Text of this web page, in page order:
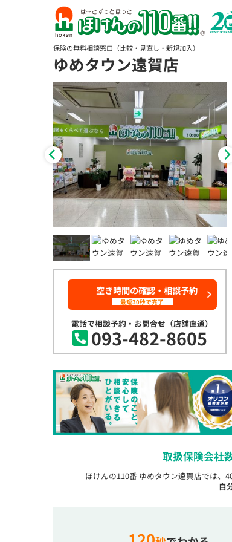
保険の無料相談窓口（比較・見直し・新規加入）
ゆめタウン遠賀店
電話で相談予約・お問合せ（店舗直通）
093-482-8605
空き時間の確認・相談予約
最短30秒で完了
取扱保険会社
ほけんの110番 ゆめタウン遠賀店では、
自